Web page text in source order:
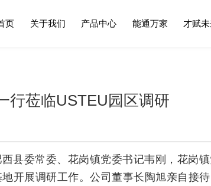
页 关于我们 产品中心 能通万家 才赋
行莅临USTEU园区调研
县委常委、花岗镇党委书记韦刚，花岗
开展调研工作。公司董事长陶旭亲自接